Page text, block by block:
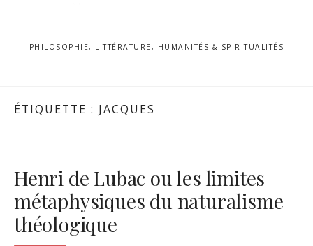
PHILOSOPHIE, LITTÉRATURE, HUMANITÉS & SPIRITUALITÉS
ÉTIQUETTE : JACQUES
Henri de Lubac ou les limites
métaphysiques du naturalisme
théologique